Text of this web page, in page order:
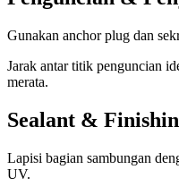
Gunakan anchor plug dan
Jarak antar titik penguncian
merata.
Sealant &
Lapisi bagian sambungan
UV.